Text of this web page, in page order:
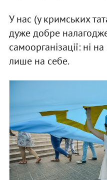
У нас (у кримських
дуже добре
самоорганізації: ні
лише на себе.